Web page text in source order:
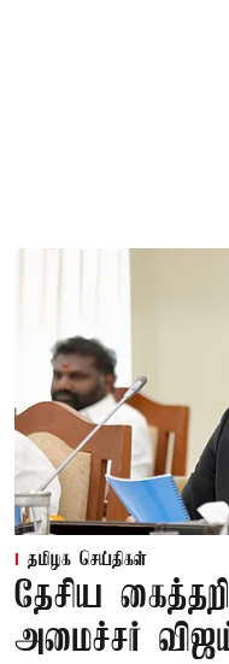
தமிழக செய்திகள்
தேசிய
அமைச்சர்